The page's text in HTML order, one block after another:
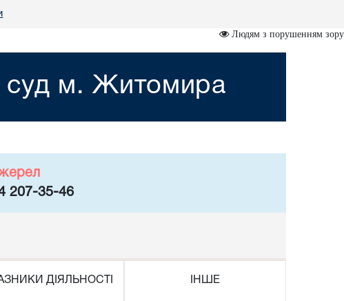
Людям з порушенням зору
суд м. Житомира
207-35-46
ДІЯЛЬНОСТІ ІНШЕ